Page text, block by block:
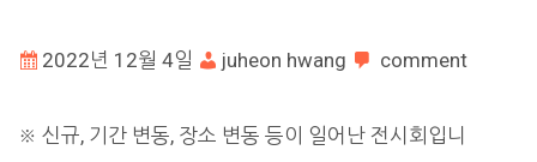
2022년 12월 4일 juheon hwang comment
※ 신규, 기간 변동, 장소 변동 등이 일어난 전시회입니